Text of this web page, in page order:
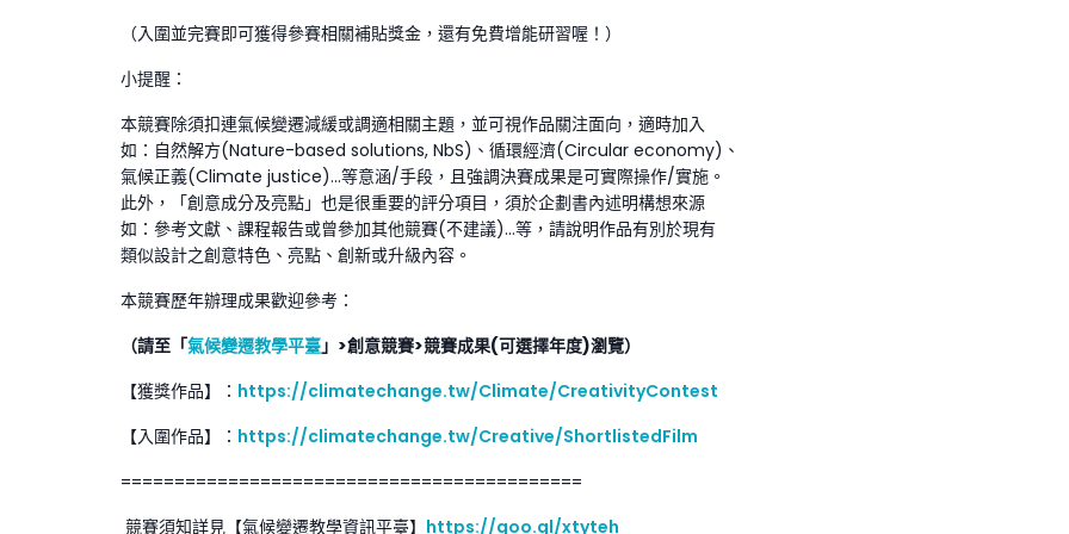
（入圍並完賽即可獲得參賽相關補貼獎金，還有免費增能研習喔！）
小提醒：
本競賽除須扣連氣候變遷減緩或調適相關主題，並可視作品關注面向，適時加入
如：自然解方(Nature-based solutions, NbS)、循環經濟(Circular economy)、
氣候正義(Climate justice)…等意涵/手段，且強調決賽成果是可實際操作/實施。
此外，「創意成分及亮點」也是很重要的評分項目，須於企劃書內述明構想來源
如：參考文獻、課程報告或曾參加其他競賽(不建議)…等，請說明作品有別於現有
類似設計之創意特色、亮點、創新或升級內容。
本競賽歷年辦理成果歡迎參考：
（請至「氣候變遷教學平臺」>創意競賽>競賽成果(可選擇年度)瀏覽）
【獲獎作品】： https://climatechange.tw/Climate/CreativityContest
【入圍作品】： https://climatechange.tw/Creative/ShortlistedFilm
===========================================
競賽須知詳見【氣候變遷教學資訊平臺】 https://goo.gl/xtyteh